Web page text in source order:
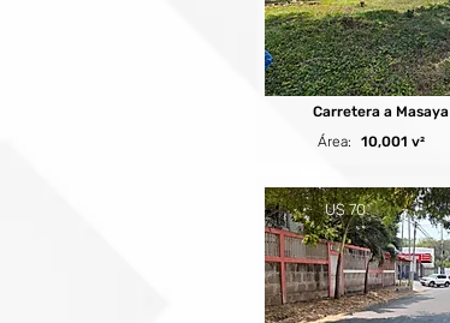
Carretera a Masaya
Área:
10,001 v²
U$ 70